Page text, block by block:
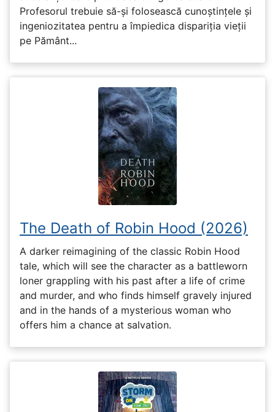
Profesorul trebuie să-și folosească cunoștințele și
ingeniozitatea pentru a împiedica dispariția vieții
pe Pământ...
The Death of Robin Hood (2026)
A darker reimagining of the classic Robin Hood
tale, which will see the character as a battleworn
loner grappling with his past after a life of crime
and murder, and who finds himself gravely injured
and in the hands of a mysterious woman who
offers him a chance at salvation.